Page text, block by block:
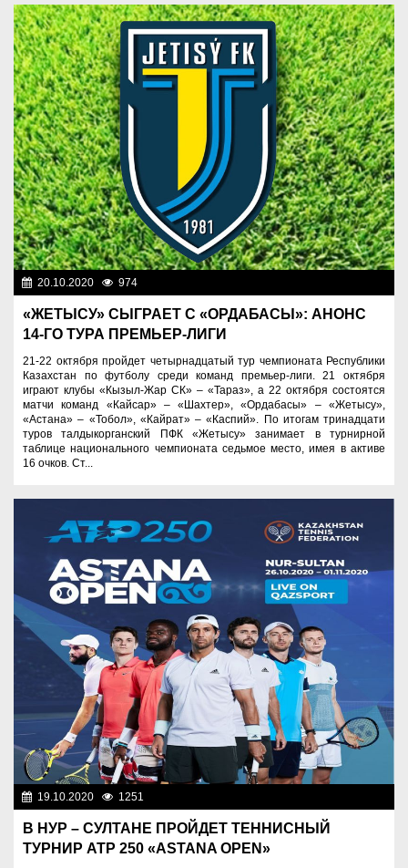
20.10.2020 974
«ЖЕТЫСУ» СЫГРАЕТ С «ОРДАБАСЫ»: АНОНС
14-ГО ТУРА ПРЕМЬЕР-ЛИГИ
21-22 октября пройдет четырнадцатый тур чемпионата Республики
Казахстан по футболу среди команд премьер-лиги. 21 октября
играют клубы «Кызыл-Жар СК» – «Тараз», а 22 октября состоятся
матчи команд «Кайсар» – «Шахтер», «Ордабасы» – «Жетысу»,
«Астана» – «Тобол», «Кайрат» – «Каспий». По итогам тринадцати
туров талдыкорганский ПФК «Жетысу» занимает в турнирной
таблице национального чемпионата седьмое место, имея в активе
16 очков. Ст...
19.10.2020 1251
В НУР – СУЛТАНЕ ПРОЙДЕТ ТЕННИСНЫЙ
ТУРНИР АТР 250 «ASTANA OPEN»